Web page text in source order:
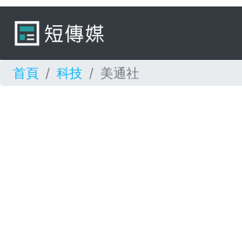
首頁 科技 美通社